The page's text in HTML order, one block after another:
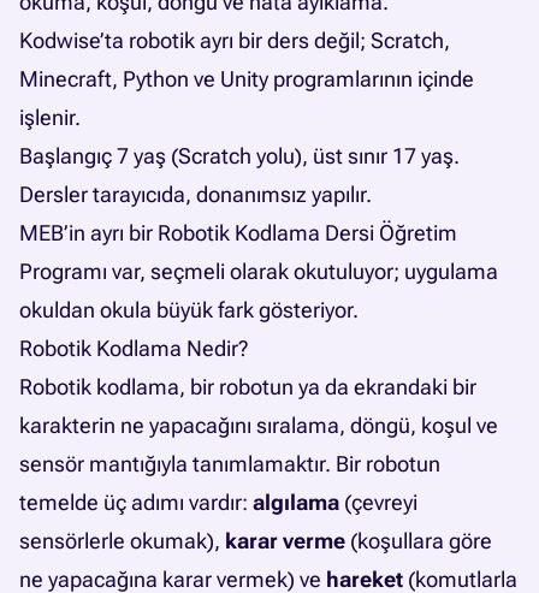
Kodwise’ta robotik ayrı bir ders değil; Scratch,
Minecraft, Python ve Unity programlarının içinde
işlenir.
Başlangıç 7 yaş (Scratch yolu), üst sınır 17 yaş.
Dersler tarayıcıda, donanımsız yapılır.
MEB’in ayrı bir Robotik Kodlama Dersi Öğretim
Programı var, seçmeli olarak okutuluyor; uygulama
okuldan okula büyük fark gösteriyor.
Robotik Kodlama Nedir?
Robotik kodlama, bir robotun ya da ekrandaki bir
karakterin ne yapacağını sıralama, döngü, koşul ve
sensör mantığıyla tanımlamaktır. Bir robotun
temelde üç adımı vardır: algılama (çevreyi
sensörlerle okumak), karar verme (koşullara göre
ne yapacağına karar vermek) ve hareket (komutlarla